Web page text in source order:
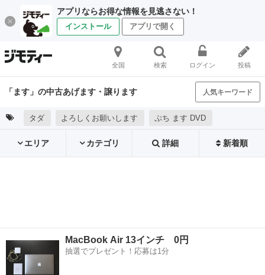
アプリならお得な情報を見逃さない！
インストール アプリで開く
全国 検索 ログイン 投稿
「ます」の中古あげます・譲ります 人気キーワード
タダ よろしくお願いします ぷち ます DVD
エリア カテゴリ 詳細 新着順
MacBook Air 13インチ 0円
抽選でプレゼント！応募は1分